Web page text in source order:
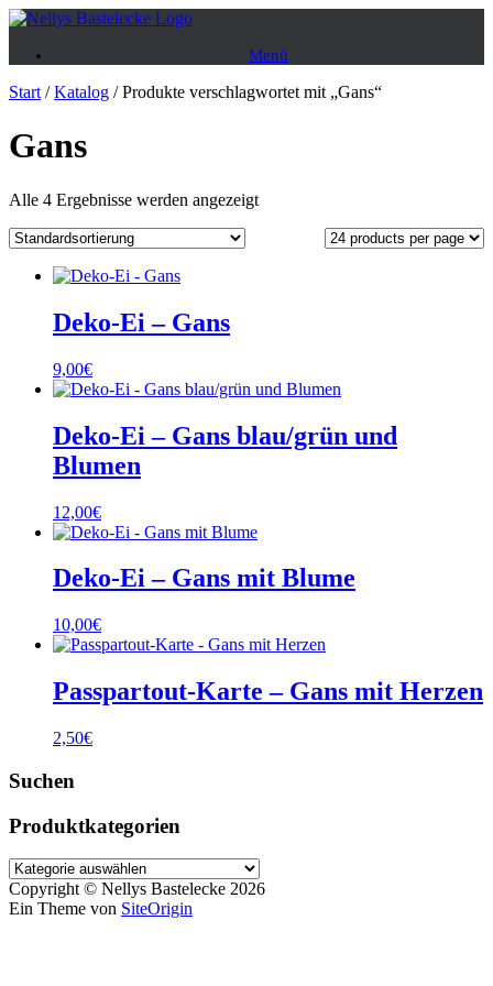
Zum
springen
Menü
Start /Katalog / Produkte verschlagwortet mit „Gans“
Gans
Alle 4 Ergebnisse werden angezeigt
Deko-Ei – Gans
9,00€
Deko-Ei – Gans blau/grün und
Blumen
12,00€
Deko-Ei – Gans mit Blume
10,00€
Passpartout-Karte – Gans mit Herzen
2,50€
Suchen
Produktkategorien
Copyright © Nellys Bastelecke 2026
Ein Theme von SiteOrigin